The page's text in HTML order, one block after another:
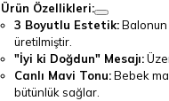
Ürün Özellikleri:
3 Boyutlu Estetik:Balonun
üretilmiştir.
"İyi ki Doğdun" Mesajı:
Canlı Mavi Tonu:Bebek
bütünlük sağlar.